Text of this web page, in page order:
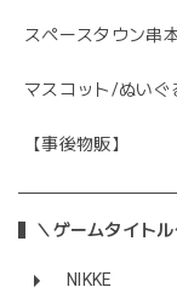
スペースタウン串
マスコット/ぬいぐ
【事後物販】
＼ゲームタイト
NIKKE